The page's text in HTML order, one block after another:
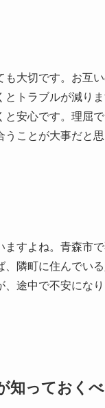
大切です。お互
とトラブルが減り
安心です。理屈
ことが大事だと思
ますよね。青森市
、隣町に住んでい
、途中で不安にな
知っておく